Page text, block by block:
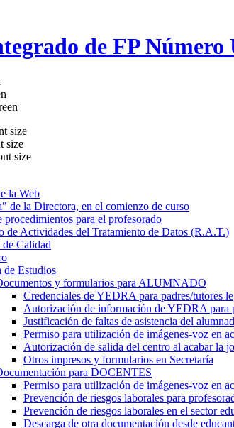
de FP Número
la Web
de la Directora, en el comienzo de curso
procedimientos para el profesorado
de Actividades del Tratamiento de Datos (R.A.T.)
Calidad
de Estudios
y formularios para ALUMNADO
Credenciales de YEDRA para padres/tutores
Autorización de información de YEDRA para
Justificación de faltas de asistencia del
Permiso para utilización de imágenes-voz en
Autorización de salida del centro al acabar la
Otros impresos y formularios en Secretaría
para DOCENTES
Permiso para utilización de imágenes-voz en
Prevención de riesgos laborales para
Prevención de riesgos laborales en el sector
Descarga de otra documentación desde